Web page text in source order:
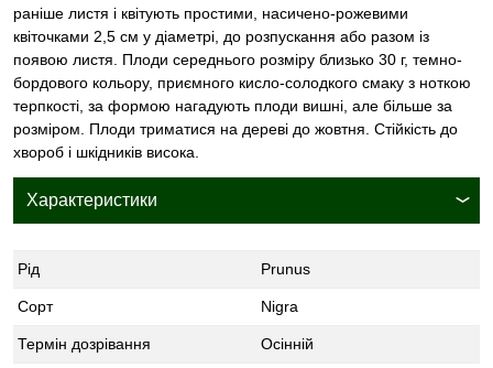
раніше листя і квітують простими, насичено-рожевими
квіточками 2,5 см у діаметрі, до розпускання або разом із
появою листя. Плоди середнього розміру близько 30 г, темно-
бордового кольору, приємного кисло-солодкого смаку з ноткою
терпкості, за формою нагадують плоди вишні, але більше за
розміром. Плоди триматися на дереві до жовтня. Стійкість до
хвороб і шкідників висока.
Характеристики
Рід Prunus
Сорт Nigra
Термін дозрівання Осінній